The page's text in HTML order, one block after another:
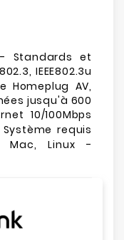
Standards et
IEEE802.3u
AV,
jusqu'à 600
10/100Mbps
requis
Mac, Linux -